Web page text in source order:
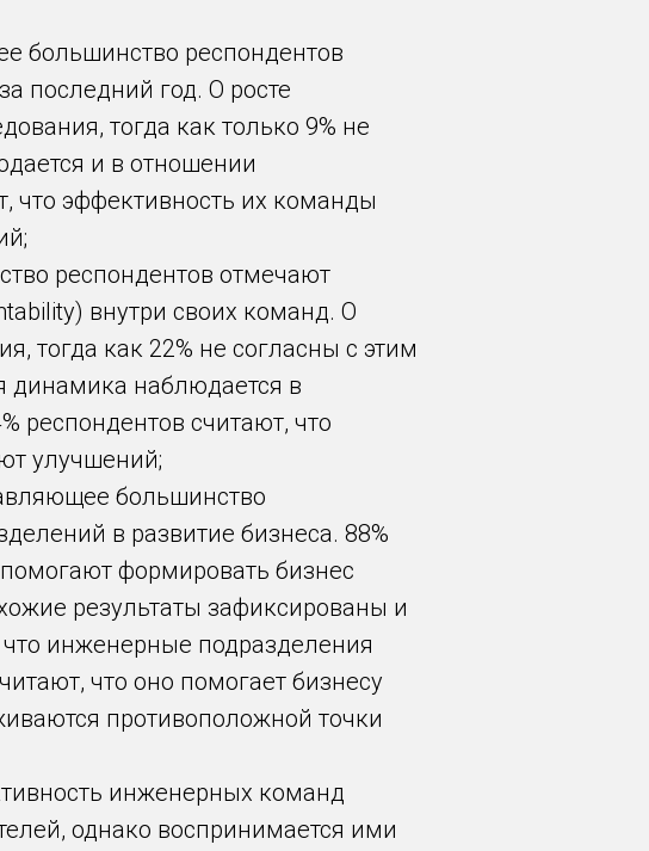
большинство респондентов
последний год. О росте
тогда как только 9% не
и в отношении
что эффективность их команды
респондентов отмечают
внутри своих команд. О
тогда как 22% не согласны с этим
наблюдается в
респондентов считают, что
улучшений;
большинство
в развитие бизнеса. 88%
формировать бизнес
результаты зафиксированы и
инженерные подразделения
что оно помогает бизнесу
противоположной точки
инженерных команд
однако воспринимается ими